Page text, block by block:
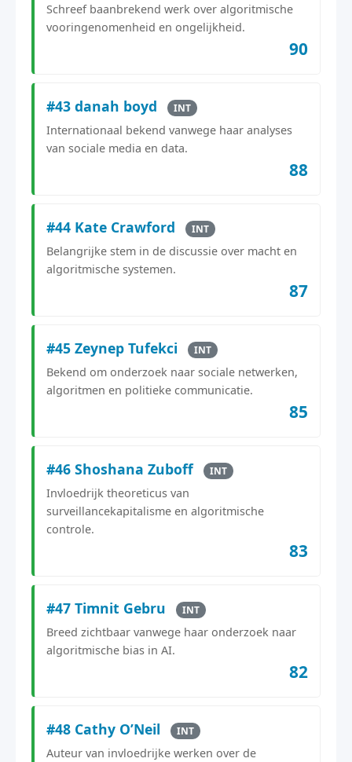
Schreef baanbrekend werk over algoritmische
vooringenomenheid en ongelijkheid.
90
#43 danah boyd INT
Internationaal bekend vanwege haar analyses
van sociale media en data.
88
#44 Kate Crawford INT
Belangrijke stem in de discussie over macht en
algoritmische systemen.
87
#45 Zeynep Tufekci INT
Bekend om onderzoek naar sociale netwerken,
algoritmen en politieke communicatie.
85
#46 Shoshana Zuboff INT
Invloedrijk theoreticus van
surveillancekapitalisme en algoritmische
controle.
83
#47 Timnit Gebru INT
Breed zichtbaar vanwege haar onderzoek naar
algoritmische bias in AI.
82
#48 Cathy O’Neil INT
Auteur van invloedrijke werken over de